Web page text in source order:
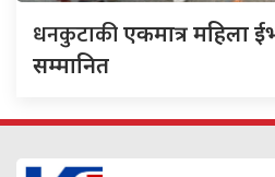
धनकुटाकीएकमात्र महिला
सम्मानित